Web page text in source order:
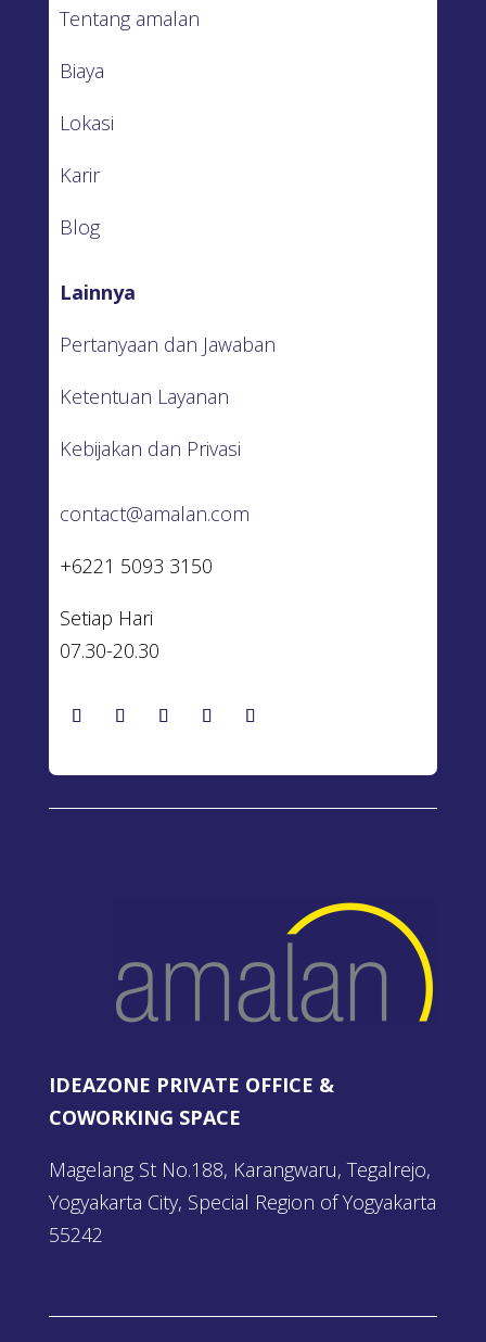
Tentang amalan
Biaya
Lokasi
Karir
Blog
Lainnya
Pertanyaan dan Jawaban
Ketentuan Layanan
Kebijakan dan Privasi
contact@amalan.com
+6221 5093 3150
Setiap Hari
07.30-20.30
IDEAZONE PRIVATE OFFICE &
COWORKING SPACE
Magelang St No.188, Karangwaru, Tegalrejo,
Yogyakarta City, Special Region of Yogyakarta
55242